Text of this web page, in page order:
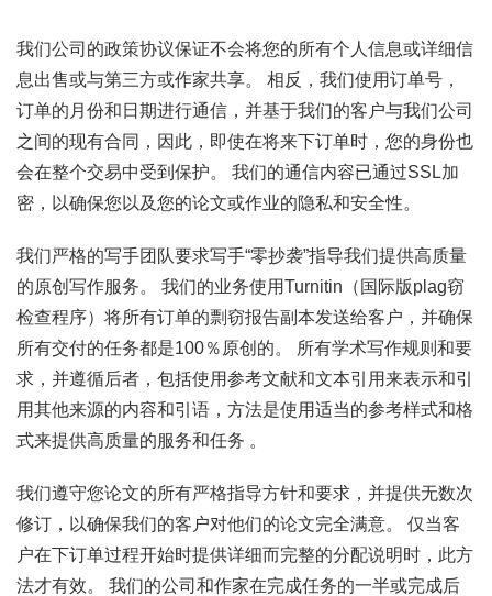
我们公司的政策协议保证不会将您的所有个人信息或详细信
息出售或与第三方或作家共享。 相反，我们使用订单号，
订单的月份和日期进行通信，并基于我们的客户与我们公司
之间的现有合同，因此，即使在将来下订单时，您的身份也
会在整个交易中受到保护。 我们的通信内容已通过SSL加
密，以确保您以及您的论文或作业的隐私和安全性。
我们严格的写手团队要求写手“零抄袭”指导我们提供高质量
的原创写作服务。 我们的业务使用Turnitin（国际版plag窃
检查程序）将所有订单的剽窃报告副本发送给客户，并确保
所有交付的任务都是100％原创的。 所有学术写作规则和要
求，并遵循后者，包括使用参考文献和文本引用来表示和引
用其他来源的内容和引语，方法是使用适当的参考样式和格
式来提供高质量的服务和任务 。
我们遵守您论文的所有严格指导方针和要求，并提供无数次
修订，以确保我们的客户对他们的论文完全满意。 仅当客
户在下订单过程开始时提供详细而完整的分配说明时，此方
法才有效。 我们的公司和作家在完成任务的一半或完成后